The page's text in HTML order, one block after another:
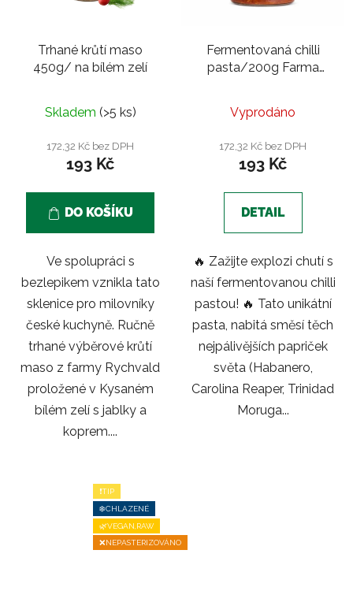
Trhané krůtí maso
450g/ na bílém zelí
Skladem (>5 ks)
172,32 Kč bez DPH
193 Kč
DO KOŠÍKU
Ve spolupráci s
bezlepikem vznikla tato
sklenice pro milovníky
české kuchyně. Ručně
trhané výběrové krůtí
maso z farmy Rychvald
proložené v Kysaném
bílém zelí s jablky a
koprem....
Fermentovaná chilli
pasta/200g Farma
hodnocení
produktu
je
z
Vyprodáno
172,32 Kč bez DPH
193 Kč
DETAIL
🔥 Zažijte explozi chutí s
naší fermentovanou chilli
pastou! 🔥 Tato unikátní
pasta, nabitá směsí těch
nejpálivějších papriček
světa (Habanero,
Carolina Reaper, Trinidad
Moruga...
❗TIP
❄️CHLAZENÉ
🌿VEGAN,RAW
❌NEPASTERIZOVÁNO